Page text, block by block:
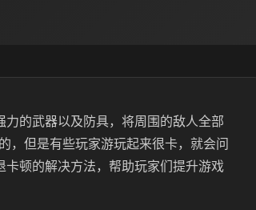
的武器以及防具，将周围的敌人全部
，但是有些玩家游玩起来很卡，就会问
顿的解决方法，帮助玩家们提升游戏